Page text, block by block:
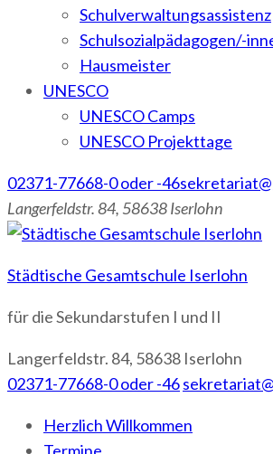
Schulverwaltungsassistenz
Schulsozialpädagogen/-
Hausmeister
UNESCO
UNESCO Camps
UNESCO Projekttage
02371-77668-0 oder -46
Langerfeldstr. 84, 58638 Iserlohn
Städtische Gesamtschule Iserlohn
für die Sekundarstufen I und II
Langerfeldstr. 84, 58638 Iserlohn
02371-77668-0 oder -46
Herzlich Willkommen